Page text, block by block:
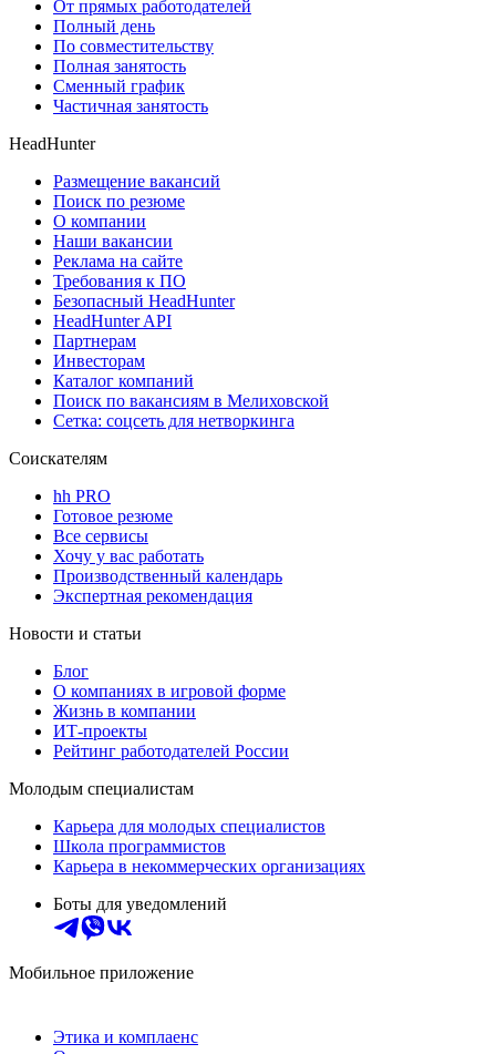
От прямых работодателей
Полный день
По совместительству
Полная занятость
Сменный график
Частичная занятость
HeadHunter
Размещение вакансий
Поиск по резюме
О компании
Наши вакансии
Реклама на сайте
Требования к ПО
Безопасный HeadHunter
HeadHunter API
Партнерам
Инвесторам
Каталог компаний
Поиск по вакансиям в Мелиховской
Сетка: соцсеть для нетворкинга
Соискателям
hh PRO
Готовое резюме
Все сервисы
Хочу у вас работать
Производственный календарь
Экспертная рекомендация
Новости и статьи
Блог
О компаниях в игровой форме
Жизнь в компании
ИТ-проекты
Рейтинг работодателей России
Молодым специалистам
Карьера для молодых специалистов
Школа программистов
Карьера в некоммерческих организациях
Боты для уведомлений
Мобильное приложение
Этика и комплаенс